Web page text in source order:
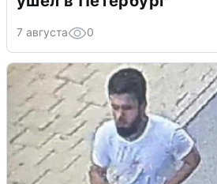
7 августа 0